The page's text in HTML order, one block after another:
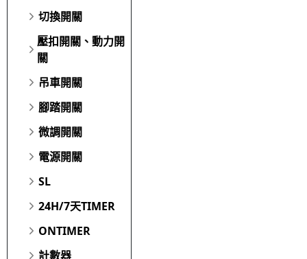
切換開關
壓扣開關、動力開
關
吊車開關
腳踏開關
微調開關
電源開關
SL
24H/7天TIMER
ONTIMER
計數器